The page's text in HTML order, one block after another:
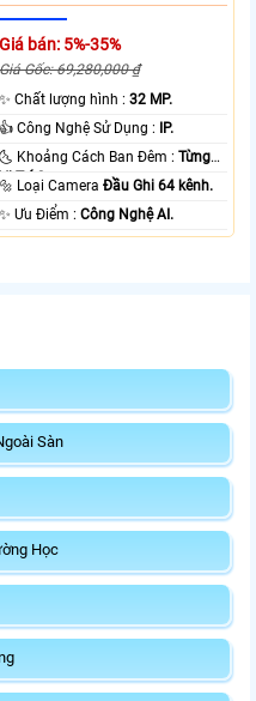
Giá bán: 5%-35%
Giá Gốc: 69,280,000 ₫
✨ Chất lượng hình :32 MP.
👍 Công Nghệ Sử Dụng :
IP.
🌜 Khoảng Cách Ban Đêm :Từng
Vị Trí Camera .
🔩 Loại CameraĐầu Ghi 64 kênh.
️✨ Ưu Điểm :Công Nghệ AI.
Sàn
Học